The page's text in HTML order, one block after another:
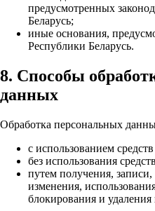
предусмотренных
Беларусь;
иные основания,
Республики Беларусь.
8. Способы
данных
Обработка персональных
с использованием
без использования
путем получения,
изменения,
блокирования и